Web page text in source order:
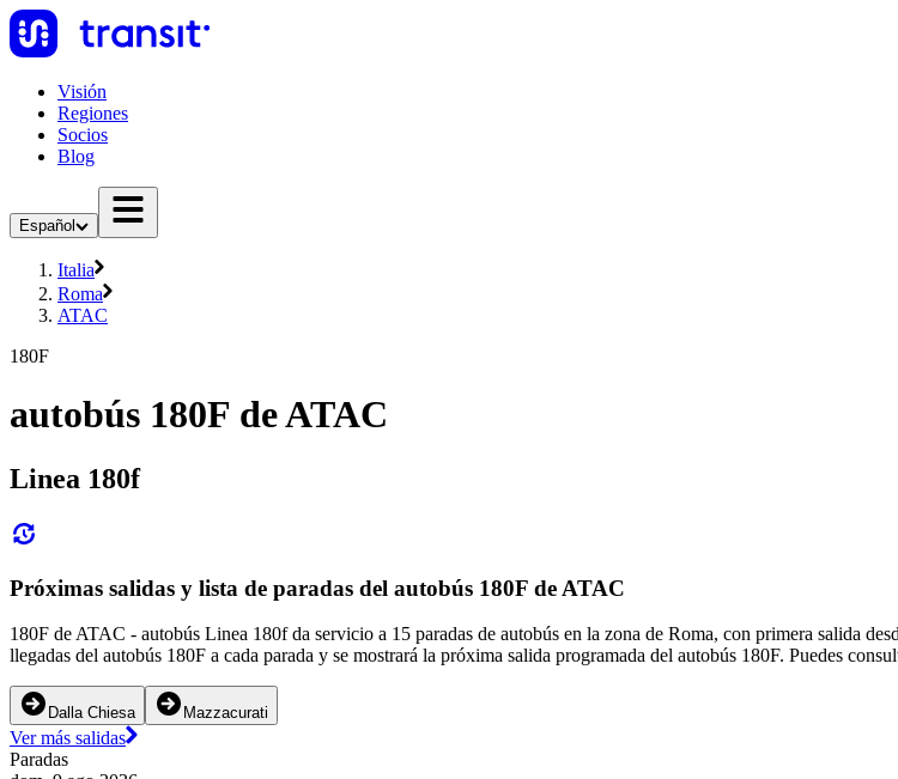
Visión
Regiones
Socios
Blog
Español
Italia
Roma
ATAC
180F
autobús 180F de ATAC
Linea 180f
Próximas salidas y lista de paradas del autobús 180F de ATAC
180F de ATAC - autobús Linea 180f da servicio a 15 paradas de autobús en la zona de Roma, con primera salida
llegadas del autobús 180F a cada parada y se mostrará la próxima salida programada del autobús 180F. Puedes
Dalla Chiesa Mazzacurati
Ver más salidas
Paradas